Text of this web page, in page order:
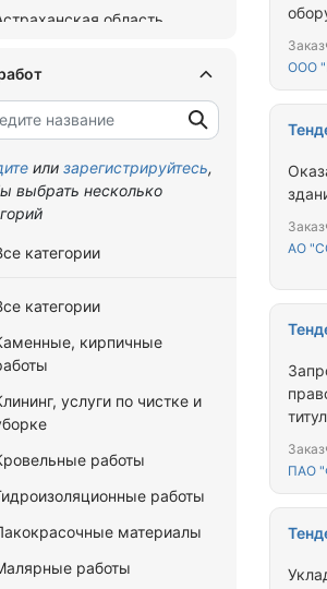
область
область
область
область
Народная
автономная
край
область
область
область
область
или зарегистрируйтесь,
выбрать несколько
категории
категории
кирпичные
услуги по чистке и
работы
работы
материалы
работы
ООО
АО
ПАО